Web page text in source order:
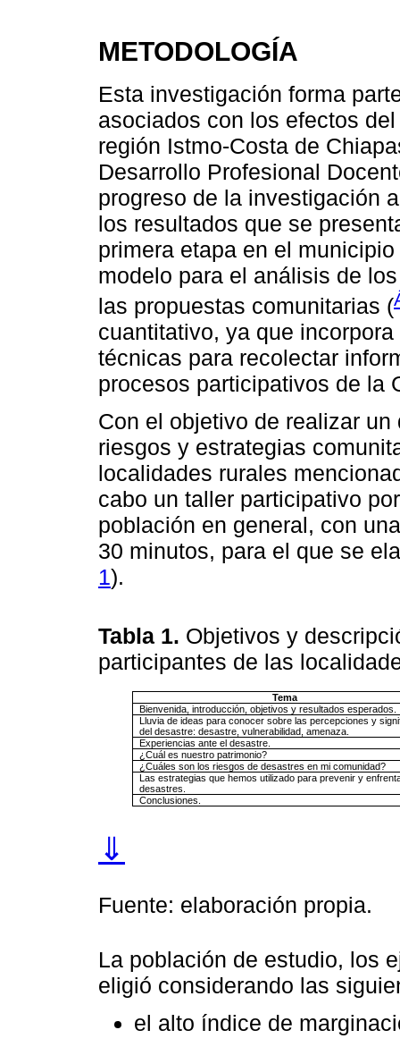
METODOLOGÍA
Esta investigación forma
asociados con los efectos
región Istmo-Costa de
Desarrollo Profesional
progreso de la investigación
los resultados que se
primera etapa en el
modelo para el análisis de
las propuestas comunitarias (
cuantitativo, ya que
técnicas para recolectar
procesos participativos de la
Con el objetivo de realizar
riesgos y estrategias
localidades rurales
cabo un taller participativo
población en general, con
30 minutos, para el que se
1).
Tabla 1. Objetivos y
participantes de las
Tema
Bienvenida, introducción, objetivos y resultados esperados.
Lluvia de ideas para conocer sobre las percepciones y
del desastre: desastre, vulnerabilidad, amenaza.
Experiencias ante el desastre.
¿Cuál es nuestro patrimonio?
¿Cuáles son los riesgos de desastres en mi comunidad?
Las estrategias que hemos utilizado para prevenir y
desastres.
Conclusiones.
⇓
Fuente: elaboración propia.
La población de estudio, los
eligió considerando las
el alto índice de